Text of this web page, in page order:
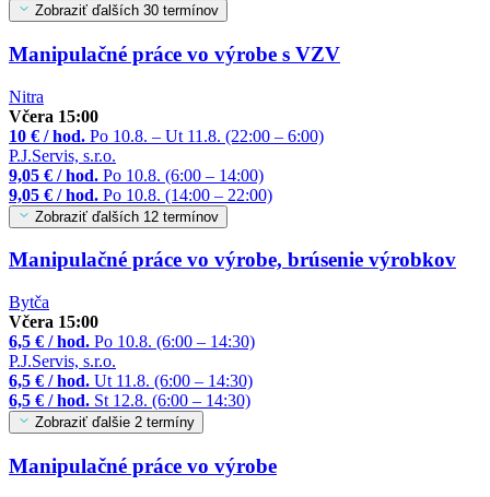
Zobraziť ďalších 30 termínov
Manipulačné práce vo výrobe s VZV
Nitra
Včera 15:00
10 € / hod. Po 10.8. – Ut 11.8. (22:00 – 6:00)
P.J.Servis, s.r.o.
9,05 € / hod. Po 10.8. (6:00 – 14:00)
9,05 € / hod. Po 10.8. (14:00 – 22:00)
Zobraziť ďalších 12 termínov
Manipulačné práce vo výrobe, brúsenie výrobkov
Bytča
Včera 15:00
6,5 € / hod. Po 10.8. (6:00 – 14:30)
P.J.Servis, s.r.o.
6,5 € / hod. Ut 11.8. (6:00 – 14:30)
6,5 € / hod. St 12.8. (6:00 – 14:30)
Zobraziť ďalšie 2 termíny
Manipulačné práce vo výrobe